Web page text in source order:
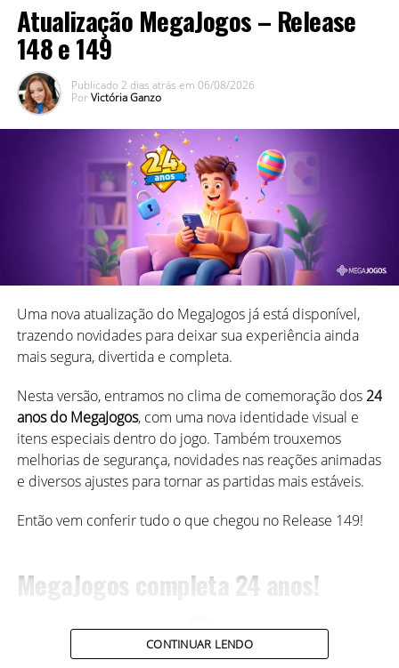
E para garantir que você não perca nada das nossas
festas, além disso, preparamos uma mensagenzinha
especial para avisar sempre que um evento estiver
começando. Bacana, né?!
Atualização MegaJogos – Release
148 e 149
Publicado2 dias atrás em 06/08/2026
Por Victória Ganzo
Uma nova atualização do MegaJogos já está disponível,
trazendo novidades para deixar sua experiência ainda
mais segura, divertida e completa.
Nesta versão, entramos no clima de comemoração dos24
anos do MegaJogos, com uma nova identidade visual e
itens especiais dentro do jogo. Também trouxemos
melhorias de segurança, novidades nas reações animadas
e diversos ajustes para tornar as partidas mais estáveis.
Então vem conferir tudo o que chegou no Release 149!
MegaJogos completa 24 anos!
CONTINUAR LENDO